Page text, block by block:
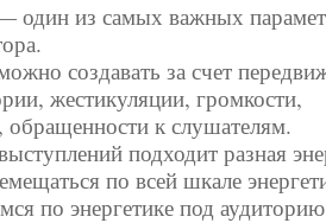
из самых важных
создавать за счет
жестикуляции, громкости,
обращенности к слушателям.
подходит разная
по всей шкале
по энергетике под